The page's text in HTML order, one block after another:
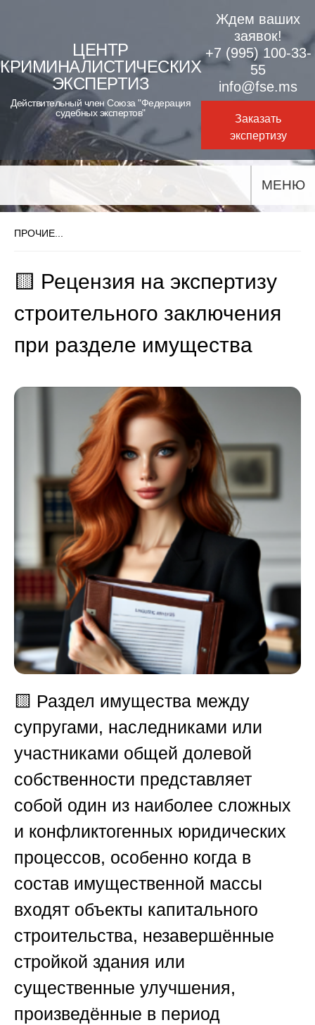
content
ЦЕНТР
КРИМИНАЛИСТИЧЕСКИХ
ЭКСПЕРТИЗ
Действительный член Союза "Федерация
судебных экспертов"
Ждем ваших
заявок!
+7 (995) 100-33-
55
info@fse.ms
Заказать
экспертизу
МЕНЮ
ПРОЧИЕ...
🟨 Рецензия на экспертизу
строительного заключения
при разделе имущества
🟨 Раздел имущества между
супругами, наследниками или
участниками общей долевой
собственности представляет
собой один из наиболее сложных
и конфликтогенных юридических
процессов, особенно когда в
состав имущественной массы
входят объекты капитального
строительства, незавершённые
стройкой здания или
существенные улучшения,
произведённые в период